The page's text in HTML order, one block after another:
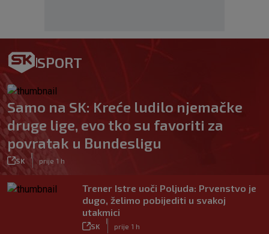
SPORT
Samo na SK: Kreće ludilo njemačke
druge lige, evo tko su favoriti za
povratak u Bundesligu
SK prije 1 h
Trener Istre uoči Poljuda: Prvenstvo je
dugo, želimo pobijediti u svakoj
utakmici
SK prije 1 h